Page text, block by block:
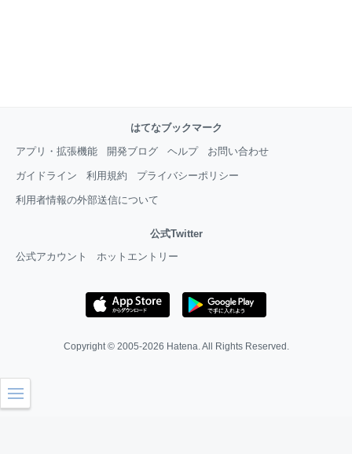
はてなブックマーク
アプリ・拡張機能
開発ブログ ヘルプ お問い合わせ
ガイドライン 利用規約 プライバシーポリシー
利用者情報の外部送信について
公式Twitter
公式アカウント
ホットエントリー
Copyright © 2005-2026 Hatena. All Rights Reserved.